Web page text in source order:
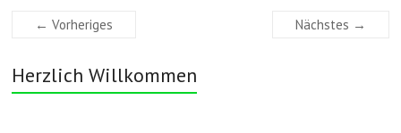
← Vorheriges Nächstes →
Herzlich Willkommen